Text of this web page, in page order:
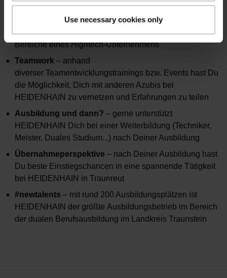
Use necessary cookies only
erfahrene Ansprechpartner zur Seite
Einblicke in die Praxis– erhalte während Deiner
Ausbildung spannende Einblicke in verschiedenste
Bereiche eines Hightech-Unternehmens
Teamwork – anhand
diverser Teamentwicklungstrainings bzw. Events hast Du
die Möglichkeit, Dich mit anderen Azubis bei
HEIDENHAIN zu vernetzen und Erfahrungen zu teilen
Ausbildung und dann? – gerne unterstützt
HEIDENHAIN Dich bei einer Weiterbildung (Techniker,
Meister, Duales Studium...) nach Deiner Ausbildung
Übernahmeperspektive – nach Deiner Ausbildung hast
Du beste Einstiegschancen in eine spannende Tätigkeit
bei HEIDENHAIN in Traunreut
#newtalents – mit rund 200 Ausbildungsplätzen ist
HEIDENHAIN der größte Ausbildungsbetrieb im Bereich
der dualen Berufsausbildung im Landkreis Traunstein